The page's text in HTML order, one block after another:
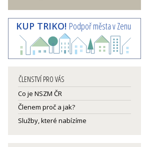
KUP TRIKO! Podpoř města v Zenu
ČLENSTVÍ PRO VÁS
Co je NSZM ČR
Členem proč a jak?
Služby, které nabízíme